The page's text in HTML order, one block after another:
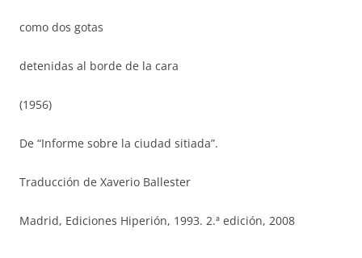
como dos gotas
detenidas al borde de la cara
(1956)
De “Informe sobre la ciudad sitiada”.
Traducción de Xaverio Ballester
Madrid, Ediciones Hiperión, 1993. 2.ª edición, 2008